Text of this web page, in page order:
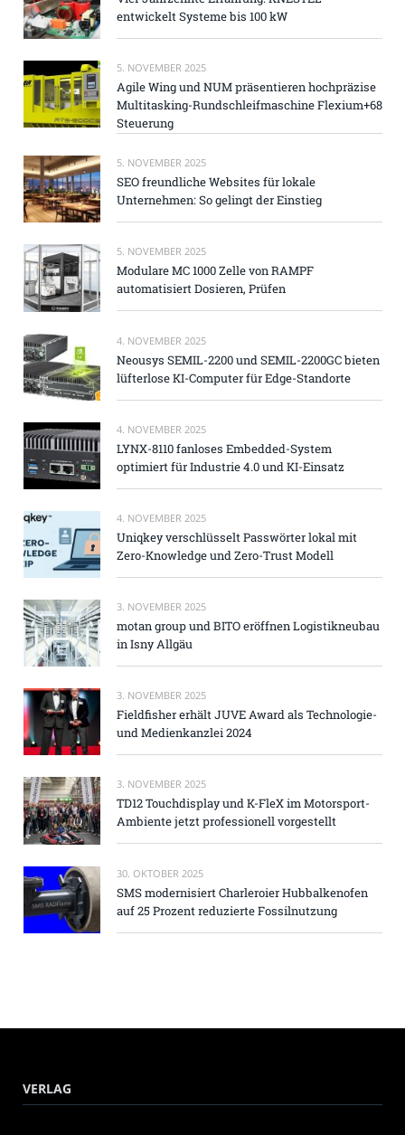
entwickelt Systeme bis 100 kW
5. NOVEMBER 2025
Agile Wing und NUM präsentieren hochpräzise
Multitasking-Rundschleifmaschine Flexium+68
Steuerung
5. NOVEMBER 2025
SEO freundliche Websites für lokale
Unternehmen: So gelingt der Einstieg
5. NOVEMBER 2025
Modulare MC 1000 Zelle von RAMPF
automatisiert Dosieren, Prüfen
4. NOVEMBER 2025
Neousys SEMIL-2200 und SEMIL-2200GC bieten
lüfterlose KI-Computer für Edge-Standorte
4. NOVEMBER 2025
LYNX-8110 fanloses Embedded-System
optimiert für Industrie 4.0 und KI-Einsatz
4. NOVEMBER 2025
Uniqkey verschlüsselt Passwörter lokal mit
Zero-Knowledge und Zero-Trust Modell
3. NOVEMBER 2025
motan group und BITO eröffnen Logistikneubau
in Isny Allgäu
3. NOVEMBER 2025
Fieldfisher erhält JUVE Award als Technologie-
und Medienkanzlei 2024
3. NOVEMBER 2025
TD12 Touchdisplay und K-FleX im Motorsport-
Ambiente jetzt professionell vorgestellt
30. OKTOBER 2025
SMS modernisiert Charleroier Hubbalkenofen
auf 25 Prozent reduzierte Fossilnutzung
VERLAG